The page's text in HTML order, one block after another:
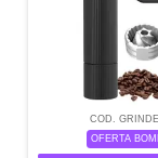
COD.
OFERTA